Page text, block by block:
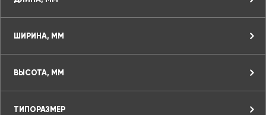
ШИРИНА, ММ
ВЫСОТА, ММ
ТИПОРАЗМЕР